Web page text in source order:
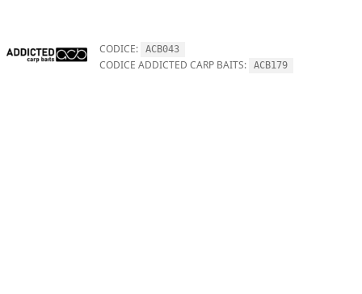
CODICE: ACB043
CODICE ADDICTED CARP BAITS: ACB179